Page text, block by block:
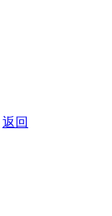
返回